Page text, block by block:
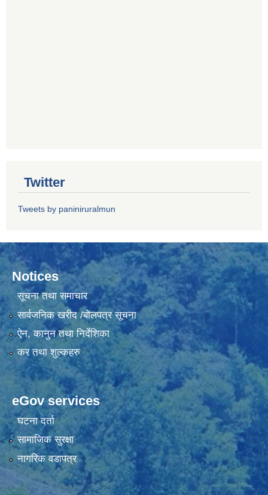
Twitter
Tweets by paniniruralmun
Notices
सूचना तथा समाचार
सार्वजनिक खरीद /बोलपत्र सूचना
ऐन, कानुन तथा निर्देशिका
कर तथा शुल्कहरु
eGov services
घटना दर्ता
सामाजिक सुरक्षा
नागरिक वडापत्र